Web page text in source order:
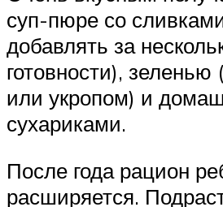
суп-пюре со
добавлять за
готовности), зеленью
или укропом) и
сухариками.
После года рацион
расширяется.